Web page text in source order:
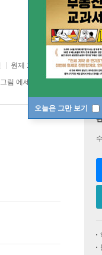
오늘은 그만 보기
원제 : Shining moment
그림 에세이 97위